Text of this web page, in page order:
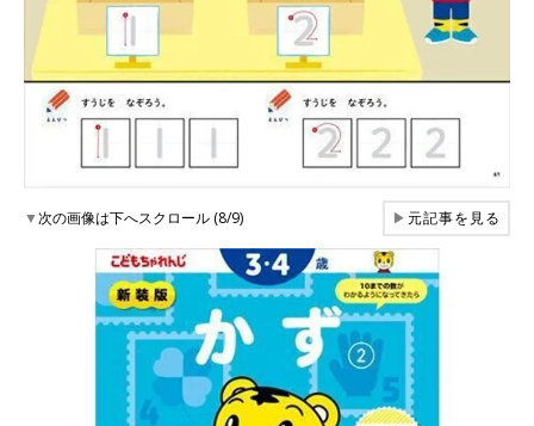
▼次の画像は下へスクロール (8/9) ▶元記事を見る